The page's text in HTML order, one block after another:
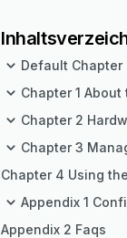
Default Chapter
Chapter 1 About
Chapter 2
Chapter 3
Chapter 4 Using
Appendix 1
Appendix 2 Faqs